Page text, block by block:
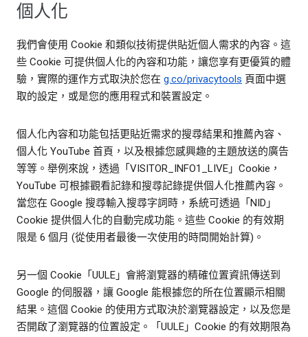
個人化
我們會使用 Cookie 和類似技術提供貼近個人需求的內容。這
些 Cookie 可提供個人化的內容和功能，讓您享有更優質的體
驗，實際的運作方式取決於您在 g.co/privacytools 頁面中選
取的設定，或是您的應用程式和裝置設定。
個人化內容和功能包括更貼近需求的搜尋結果和推薦內容、
個人化 YouTube 首頁，以及根據您感興趣的主題放送的廣告
等等。舉例來說，透過「VISITOR_INFO1_LIVE」Cookie，
YouTube 可根據觀看記錄和搜尋記錄提供個人化推薦內容。
當您在 Google 搜尋輸入搜尋字詞時，系統可透過「NID」
Cookie 提供個人化的自動完成功能。這些 Cookie 的有效期
限是 6 個月 (從使用者最後一次使用的時間開始計算)。
另一個 Cookie「UULE」會將瀏覽器的精確位置資訊傳送到
Google 的伺服器，讓 Google 能根據您的所在位置顯示相關
結果。這個 Cookie 的使用方式取決於瀏覽器設定，以及您是
否開啟了瀏覽器的位置設定。「UULE」Cookie 的有效期限為